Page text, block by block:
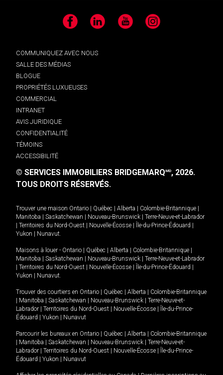
Facebook LinkedIn YouTube Instagram
COMMUNIQUEZ AVEC NOUS
SALLE DES MÉDIAS
BLOGUE
PROPRIÉTÉS LUXUEUSES
COMMERCIAL
INTRANET
AVIS JURIDIQUE
CONFIDENTIALITÉ
TÉMOINS
ACCESSIBILITÉ
© SERVICES IMMOBILIERS BRIDGEMARQMD, 2026.
TOUS DROITS RÉSERVÉS.
Trouver une maison Ontario Québec Alberta Colombie-Britannique
Manitoba
Saskatchewan Nouveau-Brunswick
Terre-Neuve-et-Labrador
Territoires du Nord-Ouest Nouvelle-Écosse Île-du-Prince-Édouard
Yukon
Nunavut.
Maisons à louer - Ontario Québec Alberta Colombie-Britannique
Manitoba
Saskatchewan Nouveau-Brunswick
Terre-Neuve-et-Labrador
Territoires du Nord-Ouest Nouvelle-Écosse Île-du-Prince-Édouard
Yukon
Nunavut.
Trouver des courtiers en Ontario Québec Alberta
Colombie-Britannique
Manitoba Saskatchewan Nouveau-Brunswick
Terre-Neuve-et-
Labrador
Territoires du Nord-Ouest Nouvelle-Écosse
Île-du-Prince-
Édouard
Yukon Nunavut
Parcourir les bureaux en Ontario Québec Alberta
Colombie-Britannique
Manitoba Saskatchewan Nouveau-Brunswick
Terre-Neuve-et-
Labrador
Territoires du Nord-Ouest Nouvelle-Écosse
Île-du-Prince-
Édouard
Yukon Nunavut